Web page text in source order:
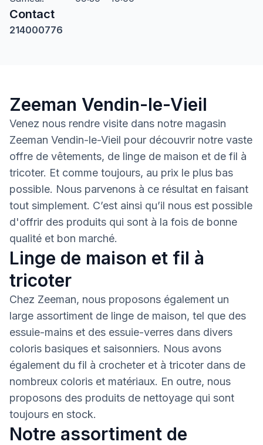
Contact
214000776
Zeeman Vendin-le-Vieil
Venez nous rendre visite dans notre magasin
Zeeman Vendin-le-Vieil pour découvrir notre vaste
offre de vêtements, de linge de maison et de fil à
tricoter. Et comme toujours, au prix le plus bas
possible. Nous parvenons à ce résultat en faisant
tout simplement. C’est ainsi qu’il nous est possible
d'offrir des produits qui sont à la fois de bonne
qualité et bon marché.
Linge de maison et fil à
tricoter
Chez Zeeman, nous proposons également un
large assortiment de linge de maison, tel que des
essuie-mains et des essuie-verres dans divers
coloris basiques et saisonniers. Nous avons
également du fil à crocheter et à tricoter dans de
nombreux coloris et matériaux. En outre, nous
proposons des produits de nettoyage qui sont
toujours en stock.
Notre assortiment de